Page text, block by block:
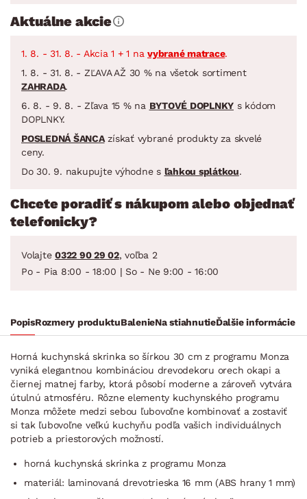
Aktuálne akcie
1. 8. - 31. 8. - Akcia 1 + 1 na vybrané matrace.
1. 8. - 31. 8. - ZĽAVA AŽ 30 % na všetok sortiment
ZAHRADA.
6. 8. - 9. 8. - Zľava 15 % na BYTOVÉ DOPLNKY s kódom
DOPLNKY.
POSLEDNÁ ŠANCAzískať vybrané produkty za skvelé
ceny.
Do 30. 9. nakupujte výhodne s ľahkou splátkou.
Chcete poradiť s nákupom alebo objednať
telefonicky?
Volajte 0322 90 29 02, voľba 2
Po - Pia 8:00 - 18:00 | So - Ne 9:00 - 16:00
PopisRozmery produktuBalenieNa stiahnutieĎalšie informácie
Horná kuchynská skrinka so šírkou 30 cm z programu Monza
vyniká elegantnou kombináciou drevodekoru orech okapi a
čiernej matnej farby, ktorá pôsobí moderne a zároveň vytvára
útulnú atmosféru. Rôzne elementy kuchynského programu
Monza môžete medzi sebou ľubovoľne kombinovať a zostaviť
si tak ľubovoľne veľkú kuchyňu podľa vašich individuálnych
potrieb a priestorových možností.
horná kuchynská skrinka z programu Monza
materiál: laminovaná drevotrieska 16 mm (ABS hrany 1 mm)